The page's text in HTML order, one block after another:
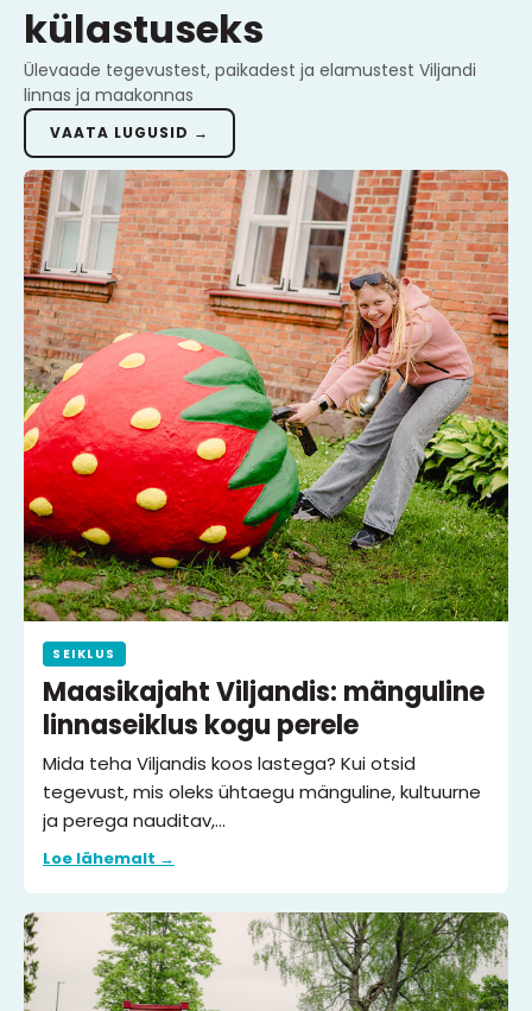
külastuseks
Ülevaade tegevustest, paikadest ja elamustest Viljandi
linnas ja maakonnas
VAATA LUGUSID →
SEIKLUS
Maasikajaht Viljandis: mänguline
linnaseiklus kogu perele
Mida teha Viljandis koos lastega? Kui otsid
tegevust, mis oleks ühtaegu mänguline, kultuurne
ja perega nauditav,…
Loe lähemalt →